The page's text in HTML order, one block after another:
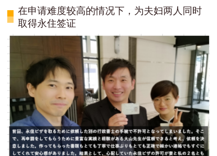
在申请难度较高的情况下，为夫妇两人同时
取得永住签证